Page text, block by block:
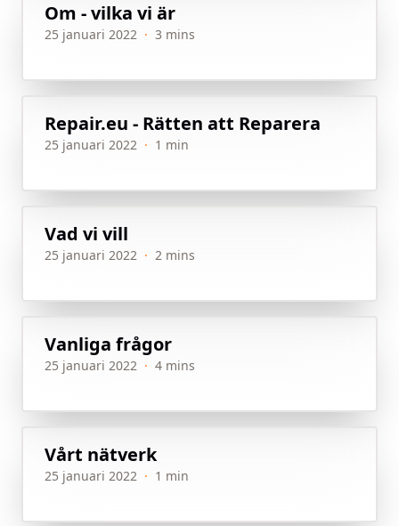
Om - vilka vi är
25 januari 2022 · 3 mins
Repair.eu - Rätten att Reparera
25 januari 2022 · 1 min
Vad vi vill
25 januari 2022 · 2 mins
Vanliga frågor
25 januari 2022 · 4 mins
Vårt nätverk
25 januari 2022 · 1 min